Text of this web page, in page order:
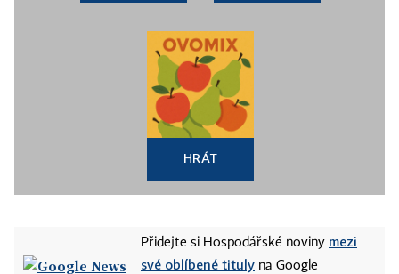
HRÁT
Přidejte si Hospodářské noviny mezi
své oblíbené tituly na Google